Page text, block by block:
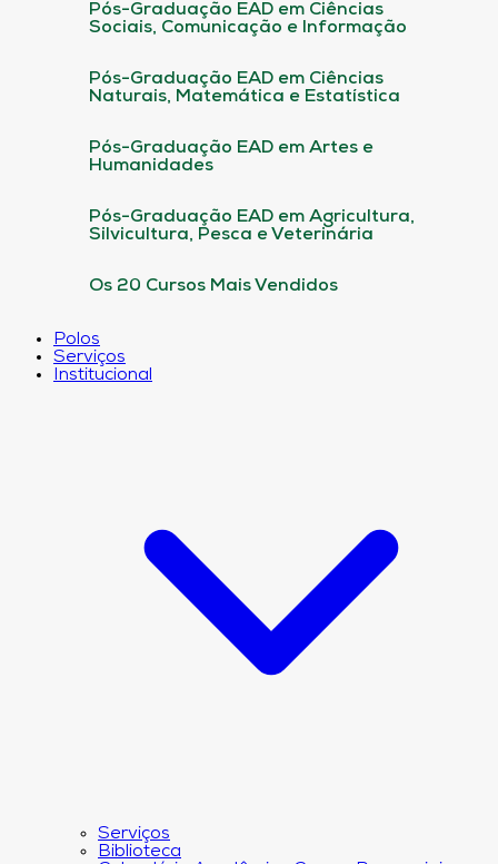
Pós-Graduação EAD em Ciências
Sociais, Comunicação e Informação
Pós-Graduação EAD em Ciências
Naturais, Matemática e Estatística
Pós-Graduação EAD em Artes e
Humanidades
Pós-Graduação EAD em Agricultura,
Silvicultura, Pesca e Veterinária
Os 20 Cursos Mais Vendidos
Polos
Serviços
Institucional
Serviços
Biblioteca